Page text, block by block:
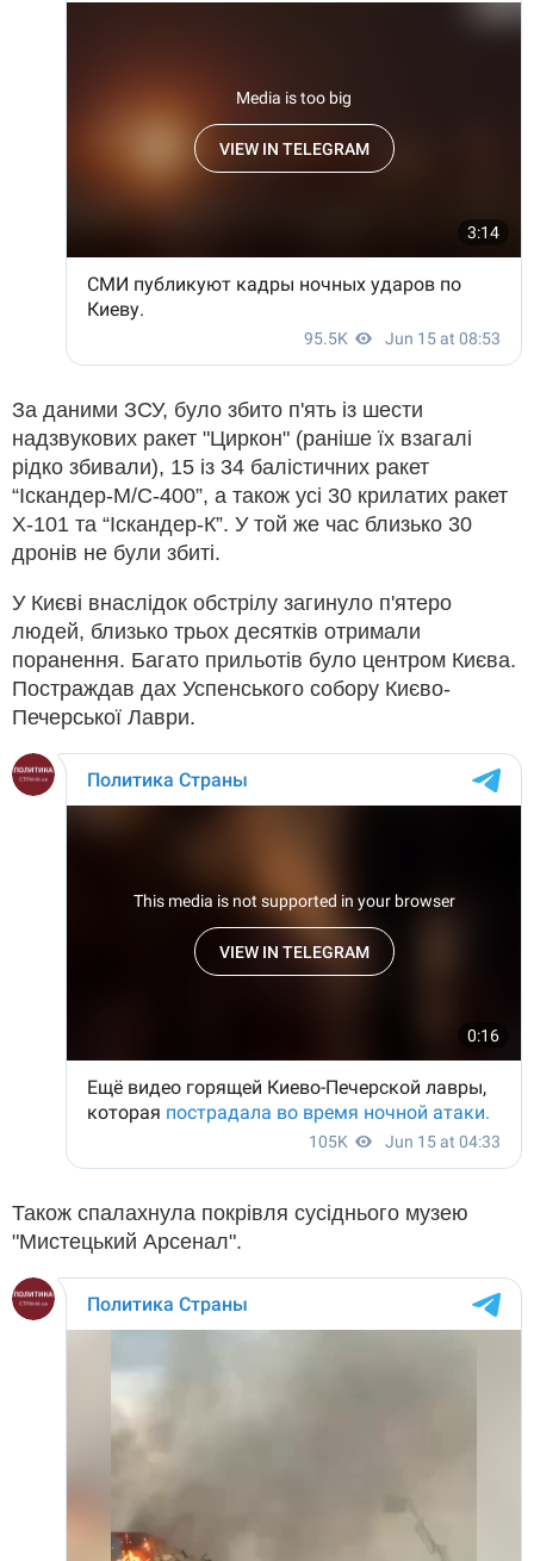
За даними ЗСУ, було збито п'ять із шести
надзвукових ракет "Циркон" (раніше їх взагалі
рідко збивали), 15 із 34 балістичних ракет
“Іскандер-М/С-400”, а також усі 30 крилатих ракет
Х-101 та “Іскандер-К”. У той же час близько 30
дронів не були збиті.
У Києві внаслідок обстрілу загинуло п'ятеро
людей, близько трьох десятків отримали
поранення. Багато прильотів було центром Києва.
Постраждав дах Успенського собору Києво-
Печерської Лаври.
Також спалахнула покрівля сусіднього музею
"Мистецький Арсенал".